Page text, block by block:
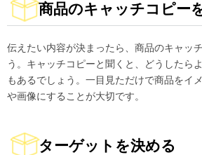
商品のキャッチコピー
伝えたい内容が決まったら、商品のキャッ
う。キャッチコピーと聞くと、どうしたら
もあるでしょう。一目見ただけで商品をイ
や画像にすることが大切です。
ターゲットを決める